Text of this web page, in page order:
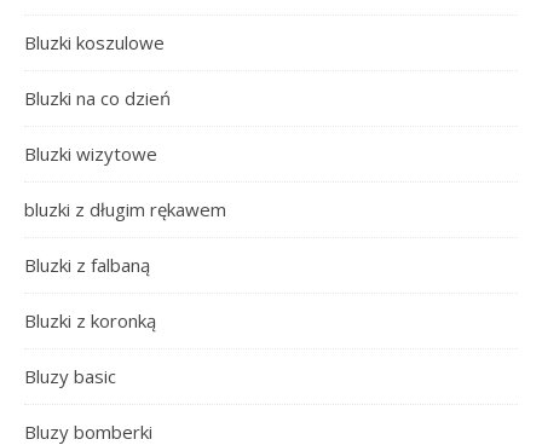
Bluzki koszulowe
Bluzki na co dzień
Bluzki wizytowe
bluzki z długim rękawem
Bluzki z falbaną
Bluzki z koronką
Bluzy basic
Bluzy bomberki